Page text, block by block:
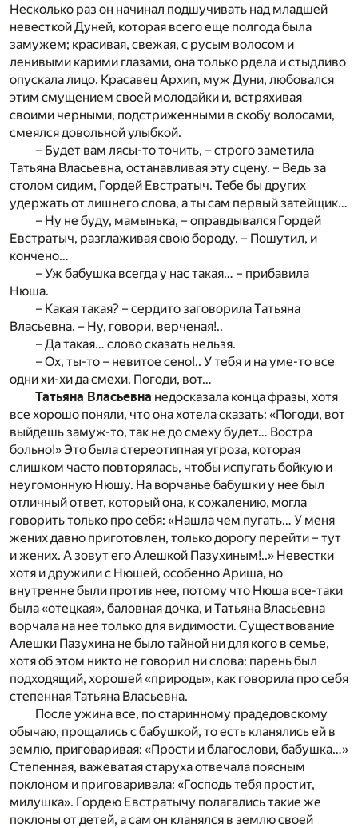
Несколько раз он начинал подшучивать над младшей
невесткой Дуней, которая всего еще полгода была
замужем; красивая, свежая, с русым волосом и
ленивыми карими глазами, она только рдела и стыдливо
опускала лицо. Красавец Архип, муж Дуни, любовался
этим смущением своей молодайки и, встряхивая
своими черными, подстриженными в скобу волосами,
смеялся довольной улыбкой.
– Будет вам лясы-то точить, – строго заметила
Татьяна Власьевна, останавливая эту сцену. – Ведь за
столом сидим, Гордей Евстратыч. Тебе бы других
удержать от лишнего слова, а ты сам первый затейщик…
– Ну не буду, мамынька, – оправдывался Гордей
Евстратыч, разглаживая свою бороду. – Пошутил, и
кончено…
– Уж бабушка всегда у нас такая… – прибавила
Нюша.
– Какая такая? – сердито заговорила Татьяна
Власьевна. – Ну, говори, верченая!..
– Да такая… слово сказать нельзя.
– Ох, ты-то – невитое сено!.. У тебя и на уме-то все
одни хи-хи да смехи. Погоди, вот…
Татьяна Власьевна недосказала конца фразы, хотя
все хорошо поняли, что она хотела сказать: «Погоди, вот
выйдешь замуж-то, так не до смеху будет… Востра
больно!» Это была стереотипная угроза, которая
слишком часто повторялась, чтобы испугать бойкую и
неугомонную Нюшу. На ворчанье бабушки у нее был
отличный ответ, который она, к сожалению, могла
говорить только про себя: «Нашла чем пугать… У меня
жених давно приготовлен, только дорогу перейти – тут
и жених. А зовут его Алешкой Пазухиным!..» Невестки
хотя и дружили с Нюшей, особенно Ариша, но
внутренне были против нее, потому что Нюша все-таки
была «отецкая», баловная дочка, и Татьяна Власьевна
ворчала на нее только для видимости. Существование
Алешки Пазухина не было тайной ни для кого в семье,
хотя об этом никто не говорил ни слова: парень был
подходящий, хорошей «природы», как говорила про себя
степенная Татьяна Власьевна.
После ужина все, по старинному прадедовскому
обычаю, прощались с бабушкой, то есть кланялись ей в
землю, приговаривая: «Прости и благослови, бабушка…»
Степенная, важеватая старуха отвечала поясным
поклоном и приговаривала: «Господь тебя простит,
милушка». Гордею Евстратычу полагались такие же
поклоны от детей, а сам он кланялся в землю своей